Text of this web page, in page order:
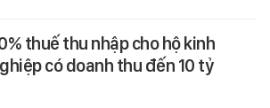
thuế thu nhập cho hộ kinh
có doanh thu đến 10 tỷ